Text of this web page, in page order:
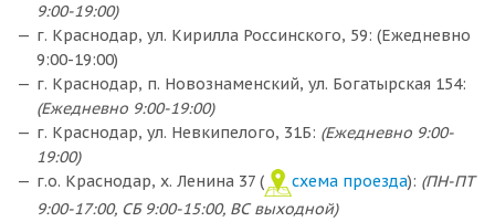
9:00-19:00)
г. Краснодар, ул. Кирилла Россинского, 59: (Ежедневно
9:00-19:00)
г. Краснодар, п. Новознаменский, ул. Богатырская 154:
(Ежедневно 9:00-19:00)
г. Краснодар, ул. Невкипелого, 31Б: (Ежедневно 9:00-
19:00)
г.о. Краснодар, х. Ленина 37 (
схема проезда): (ПН-ПТ
9:00-17:00, СБ 9:00-15:00, ВС выходной)